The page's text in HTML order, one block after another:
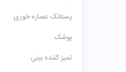
پستانک عصاره خوری
پوشک
تمیز کننده بینی